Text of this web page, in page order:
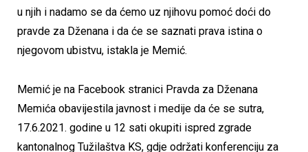
u njih i nadamo se da ćemo uz njihovu pomoć doći do
pravde za Dženana i da će se saznati prava istina o
njegovom ubistvu, istakla je Memić.
Memić je na Facebook stranici Pravda za Dženana
Memića obavijestila javnost i medije da će se sutra,
17.6.2021. godine u 12 sati okupiti ispred zgrade
kantonalnog Tužilaštva KS, gdje održati konferenciju za